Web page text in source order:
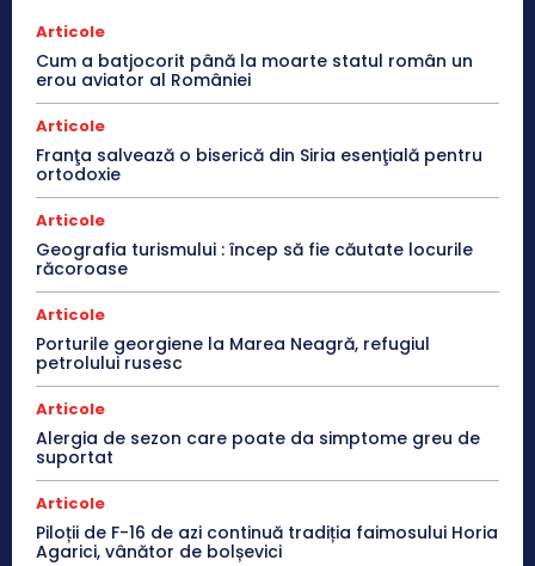
Articole
Cum a batjocorit până la moarte statul român un
erou aviator al României
Articole
Franţa salvează o biserică din Siria esenţială pentru
ortodoxie
Articole
Geografia turismului : încep să fie căutate locurile
răcoroase
Articole
Porturile georgiene la Marea Neagră, refugiul
petrolului rusesc
Articole
Alergia de sezon care poate da simptome greu de
suportat
Articole
Piloții de F-16 de azi continuă tradiția faimosului Horia
Agarici, vânător de bolșevici